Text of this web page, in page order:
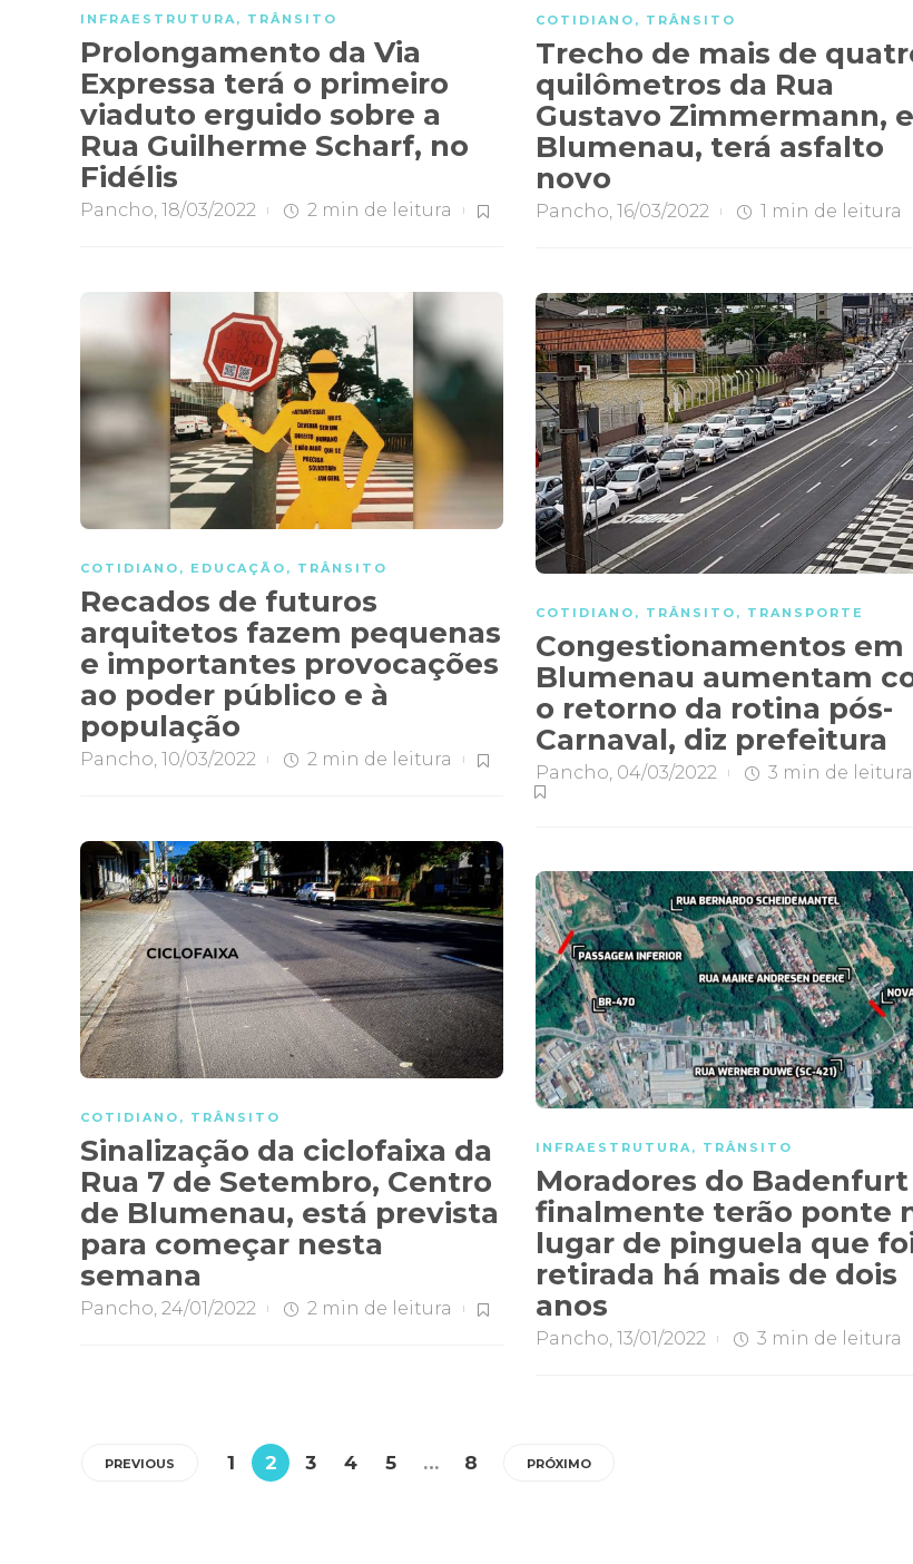
INFRAESTRUTURA, TRÂNSITO
Prolongamento da Via
Expressa terá o primeiro
viaduto erguido sobre a
Rua Guilherme Scharf, no
Fidélis
Pancho, 18/03/2022 2 min de leitura
COTIDIANO , TRÂNSITO
Trecho de mais de
quilômetros da Rua
Gustavo Zimmermann,
Blumenau, terá asfalto
novo
Pancho, 16/03/2022 1 min de leitura
COTIDIANO , EDUCAÇÃO , TRÂNSITO
Recados de futuros
arquitetos fazem pequenas
e importantes provocações
ao poder público e à
população
Pancho, 10/03/2022 2 min de leitura
COTIDIANO , TRÂNSITO , TRANSPORTE
Congestionamentos em
Blumenau aumentam
o retorno da rotina pós-
Carnaval, diz prefeitura
Pancho 04/03/2022 3 min de leitura
COTIDIANO , TRÂNSITO
Sinalização da ciclofaixa da
Rua 7 de Setembro, Centro
de Blumenau, está prevista
para começar nesta
semana
Pancho, 24/01/2022 2 min de leitura
INFRAESTRUTURA, TRÂNSITO
Moradores do Badenfurt
finalmente terão ponte
lugar de pinguela que
retirada há mais de dois
anos
Pancho, 13/01/2022 3 min de leitura
PREVIOUS 1 2 3 4 5 … 8 PRÓXIMO